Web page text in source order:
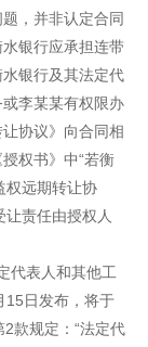
，并非认定合同
银行应承担连带
银行及其法定代
李某某有权限办
协议》向合同相
权书》中“若衡
权远期转让协
让责任由授权人
代表人和其他工
15日发布，将于
款规定：“法定代